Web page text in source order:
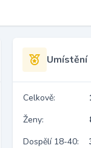
Umístění
Celkově:
Ženy:
Dospělí 18-40: